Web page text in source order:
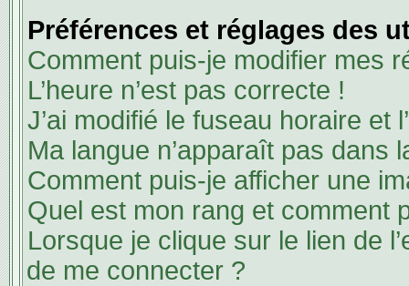
Préférences et réglages des
Comment puis-je modifier mes
L’heure n’est pas correcte !
J’ai modifié le fuseau horaire et
Ma langue n’apparaît pas dans
Comment puis-je afficher une
Quel est mon rang et comment
Lorsque je clique sur le lien de
de me connecter ?